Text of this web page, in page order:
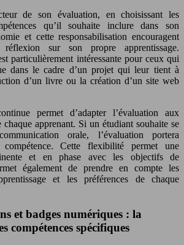
de son évaluation, en choisissant les
qu’il souhaite inclure dans son
et cette responsabilisation encouragent
sur son propre apprentissage.
particulièrement intéressante pour ceux qui
dans le cadre d’un projet qui leur tient à
d’un livre ou la création d’un site web
permet d’adapter l’évaluation aux
chaque apprenant. Si un étudiant souhaite se
orale, l’évaluation portera
Cette flexibilité permet une
et en phase avec les objectifs de
également de prendre en compte les
et les préférences de chaque
et badges numériques : la
compétences spécifiques